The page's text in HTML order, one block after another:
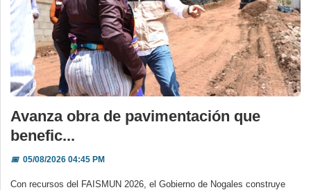
Avanza obra de pavimentación que
benefic...
📅05/08/2026 04:45 PM
Con recursos del FAISMUN 2026, el Gobierno de Nogales construye